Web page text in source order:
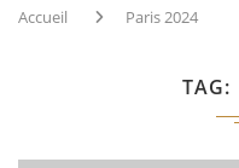
Accueil Paris 2024
TAG